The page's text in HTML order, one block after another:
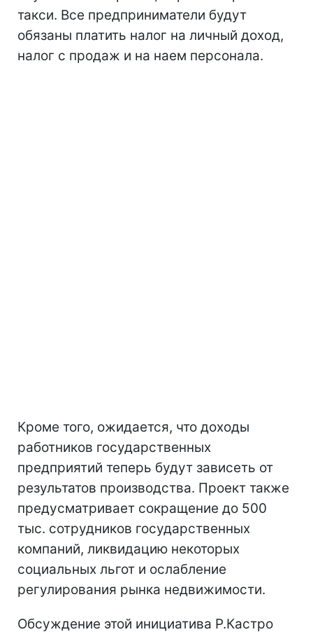
такси. Все предприниматели будут
обязаны платить налог на личный доход,
налог с продаж и на наем персонала.
Кроме того, ожидается, что доходы
работников государственных
предприятий теперь будут зависеть от
результатов производства. Проект также
предусматривает сокращение до 500
тыс. сотрудников государственных
компаний, ликвидацию некоторых
социальных льгот и ослабление
регулирования рынка недвижимости.
Обсуждение этой инициатива Р.Кастро